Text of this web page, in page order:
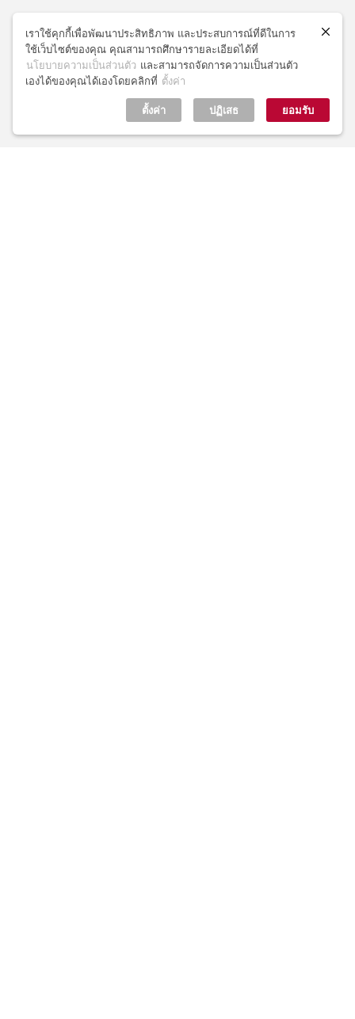
วิถีฟรีแลนซ์กับแผนปรับปรุงบ้านให้พ่อแม่
เราใช้คุกกี้เพื่อพัฒนาประสิทธิภาพ และประสบการณ์ที่ดีในการ
ใช้เว็บไซต์ของคุณ คุณสามารถศึกษารายละเอียดได้ที่
นโยบายความเป็นส่วนตัว และสามารถจัดการความเป็นส่วนตัว
เองได้ของคุณได้เองโดยคลิกที่ ตั้งค่า
ตั้งค่า ปฏิเสธ ยอมรับ